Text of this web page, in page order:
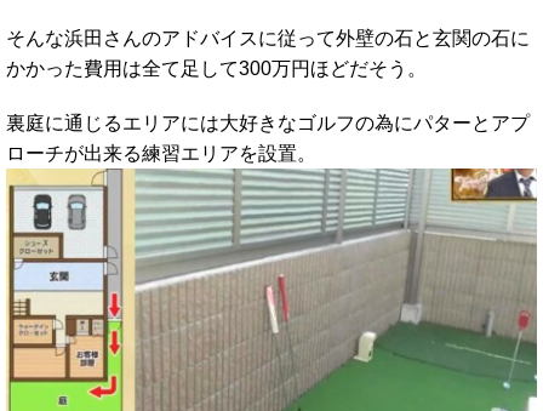
そんな浜田さんのアドバイスに従って外壁の石と玄関の石に
かかった費用は全て足して300万円ほどだそう。
裏庭に通じるエリアには大好きなゴルフの為にパターとアプ
ローチが出来る練習エリアを設置。